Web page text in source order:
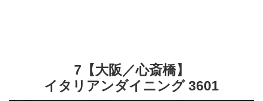
7【大阪／心斎橋】
イタリアンダイニング 3601